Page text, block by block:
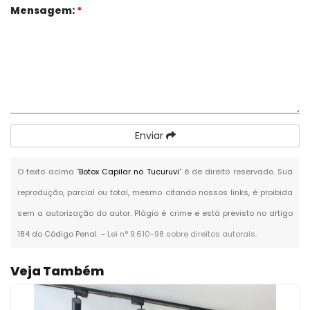
Mensagem: *
Enviar
O texto acima "Botox Capilar no Tucuruvi" é de direito reservado. Sua
reprodução, parcial ou total, mesmo citando nossos links, é proibida
sem a autorização do autor. Plágio é crime e está previsto no artigo
184 do Código Penal. – Lei n° 9.610-98 sobre direitos autorais.
Veja Também